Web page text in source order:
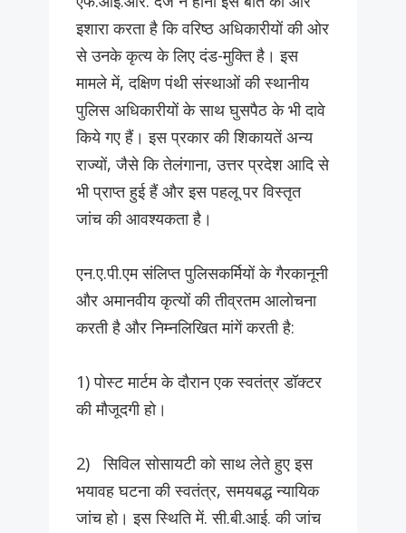
इशारा करता है कि वरिष्ठ अधिकारीयों की ओर
से उनके कृत्य के लिए दंड-मुक्ति है। इस
मामले में, दक्षिण पंथी संस्थाओं की स्थानीय
पुलिस अधिकारीयों के साथ घुसपैठ के भी दावे
किये गए हैं। इस प्रकार की शिकायतें अन्य
राज्यों, जैसे कि तेलंगाना, उत्तर प्रदेश आदि से
भी प्राप्त हुई हैं और इस पहलू पर विस्तृत
जांच की आवश्यकता है।
एन.ए.पी.एम संलिप्त पुलिसकर्मियों के गैरकानूनी
और अमानवीय कृत्यों की तीव्रतम आलोचना
करती है और निम्नलिखित मांगें करती है:
1) पोस्ट मार्टम के दौरान एक स्वतंत्र डॉक्टर
की मौजूदगी हो।
2) सिविल सोसायटी को साथ लेते हुए इस
भयावह घटना की स्वतंत्र, समयबद्ध न्यायिक
जांच हो। इस स्थिति में. सी.बी.आई. की जांच